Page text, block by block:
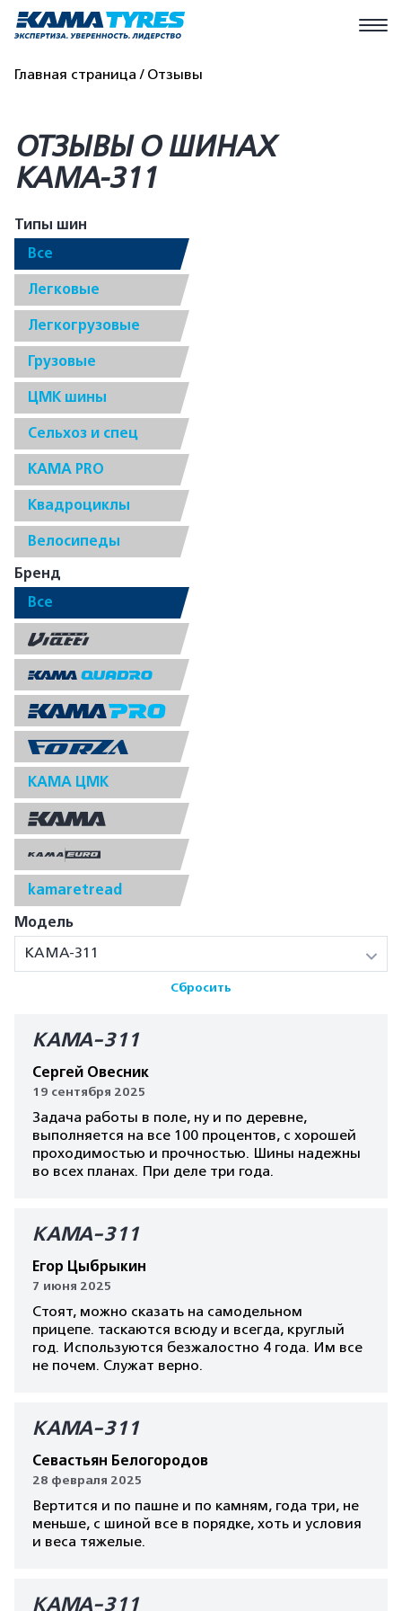
Главная страница Отзывы
ОТЗЫВЫ О ШИНАХ
КАМА-311
Типы шин
Все
Легковые
Легкогрузовые
Грузовые
ЦМК шины
Сельхоз и спец
КАМА PRO
Квадроциклы
Велосипеды
Бренд
Все
КАМА ЦМК
kamaretread
Модель
КАМА-311
Сбросить
КАМА-311
Сергей Овесник
19 сентября 2025
Задача работы в поле, ну и по деревне,
выполняется на все 100 процентов, с хорошей
проходимостью и прочностью. Шины надежны
во всех планах. При деле три года.
КАМА-311
Егор Цыбрыкин
7 июня 2025
Стоят, можно сказать на самодельном
прицепе. таскаются всюду и всегда, круглый
год. Используются безжалостно 4 года. Им все
не почем. Служат верно.
КАМА-311
Севастьян Белогородов
28 февраля 2025
Вертится и по пашне и по камням, года три, не
меньше, с шиной все в порядке, хоть и условия
и веса тяжелые.
КАМА-311